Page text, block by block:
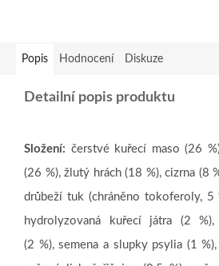
Popis Hodnocení Diskuze
Detailní popis produktu
Složení: čerstvé kuřecí maso (26
(26 %), žlutý hrách (18 %), cizrna (8
drůbeží tuk (chráněno tokoferoly,
hydrolyzovaná kuřecí játra (2
(2 %), semena a slupky psylia (1